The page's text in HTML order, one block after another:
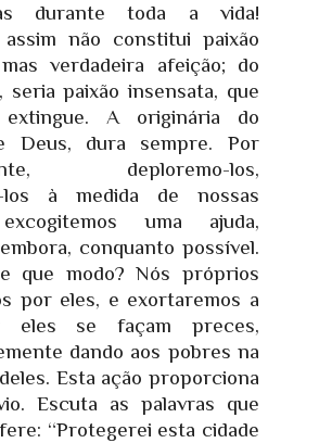
durante toda a vida!
não constitui paixão
verdadeira afeição; do
seria paixão insensata, que
A originária do
Deus, dura sempre. Por
deploremo-los,
los à medida de nossas
uma ajuda,
conquanto possível.
que modo? Nós próprios
por eles, e exortaremos a
eles se façam preces,
dando aos pobres na
Esta ação proporciona
Escuta as palavras que
“Protegerei esta cidade